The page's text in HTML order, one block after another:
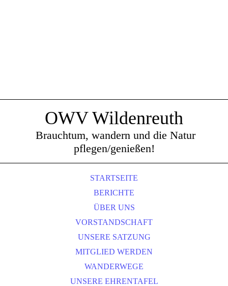
OWV Wildenreuth
Brauchtum, wandern und die Natur
pflegen/genießen!
STARTSEITE
BERICHTE
ÜBER UNS
VORSTANDSCHAFT
UNSERE SATZUNG
MITGLIED WERDEN
WANDERWEGE
UNSERE EHRENTAFEL